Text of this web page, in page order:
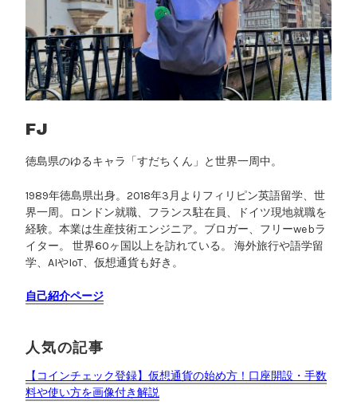
較
｜
3
年
使
直
使
い
分
け
FJ
徳島県のゆるキャラ「すだちくん」と世界一周中。
1989年徳島県出身。2018年3月よりフィリピン英語留学、世
界一周。ロンドン就職、フランス駐在員、ドイツ現地就職を
経験。本業は生産技術エンジニア。ブロガー、フリーwebラ
イター。 世界60ヶ国以上を訪れている。 海外旅行や語学留
学、AIやIoT、仮想通貨も好き。
自己紹介ページ
人気の記事
【コインチェック登録】仮想通貨の始め方！口座開設・手数
料や使い方を画像付き解説